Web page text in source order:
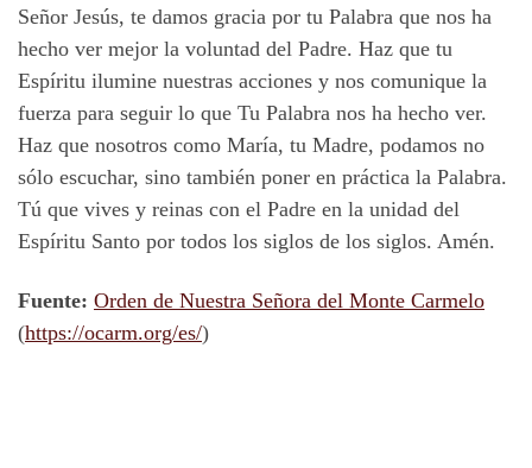
Señor Jesús, te damos gracia por tu Palabra que nos ha
hecho ver mejor la voluntad del Padre. Haz que tu
Espíritu ilumine nuestras acciones y nos comunique la
fuerza para seguir lo que Tu Palabra nos ha hecho ver.
Haz que nosotros como María, tu Madre, podamos no
sólo escuchar, sino también poner en práctica la Palabra.
Tú que vives y reinas con el Padre en la unidad del
Espíritu Santo por todos los siglos de los siglos. Amén.
Fuente: Orden de Nuestra Señora del Monte Carmelo
(https://ocarm.org/es/)